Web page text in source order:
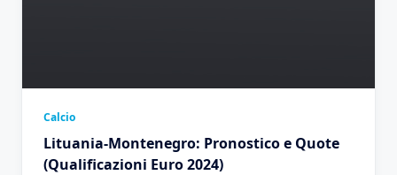
Calcio
Lituania-Montenegro: Pronostico e Quote
(Qualificazioni Euro 2024)